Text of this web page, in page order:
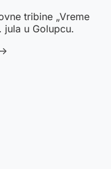
tribine „Vreme
u Golupcu.